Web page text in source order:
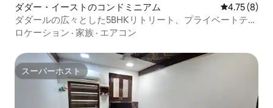
ダダー・イーストのコンドミニアム レビュー8
4.75 (8)
ダダールの広々とした5BHKリトリート、プライベートテラ
スなど
ロケーション · 家族 · エアコン
スーパーホスト
スーパーホスト